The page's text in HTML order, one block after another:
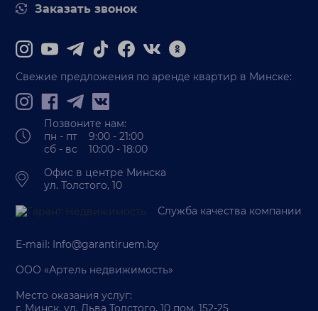
Заказать звонок
Свежие предложения по аренде квартир в Минске:
Позвоните нам:
пн - пт 9:00 - 21:00
сб - вс 10:00 - 18:00
Офис в центре Минска
ул. Толстого, 10
Служба качества компании
E-mail: Info@garantiruem.by
ООО «Артель недвижимость»
Место оказания услуг:
г. Минск, ул. Льва Толстого, 10 пом. 152-25